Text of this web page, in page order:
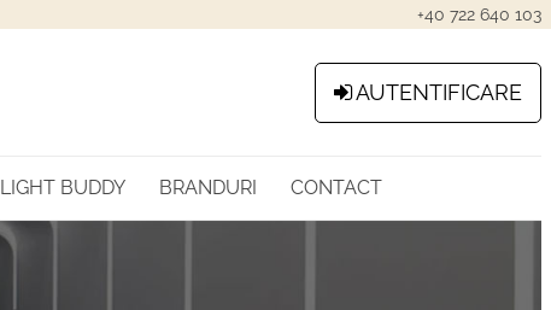
+40 722 640 103
AUTENTIFICARE
LIGHT BUDDY BRANDURI CONTACT